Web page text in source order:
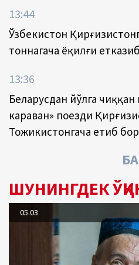
13:44
Ўзбекистон
тоннагача ёқилғи
13:36
Беларусдан йўлга
караван» поезди
Тожикистонгача етиб
ШУНИНГДЕК
05.03